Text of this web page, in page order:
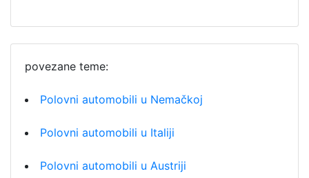
povezane teme:
Polovni automobili u Nemačkoj
Polovni automobili u Italiji
Polovni automobili u Austriji